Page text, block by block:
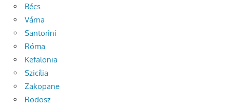
Bécs
Várna
Santorini
Róma
Kefalonia
Szicília
Zakopane
Rodosz